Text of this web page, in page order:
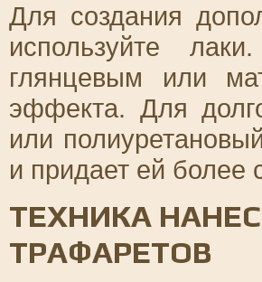
Для создания
используйте
глянцевым или
эффекта. Для
или
и придает ей более
ТЕХНИКА
ТРАФАРЕТОВ